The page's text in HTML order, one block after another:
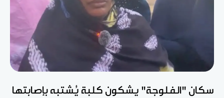
سكان "الفلوجة" يشكون كلبة يُشتبه بإصابتها